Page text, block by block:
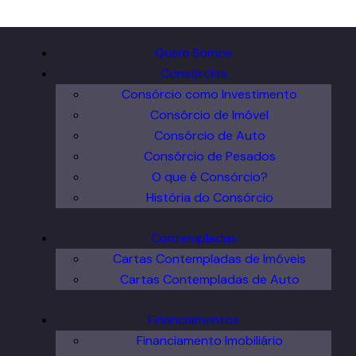
Quem Somos
Consórcios
Consórcio como Investimento
Consórcio de Imóvel
Consórcio de Auto
Consórcio de Pesados
O que é Consórcio?
História do Consórcio
Contempladas
Cartas Contempladas de Imóveis
Cartas Contempladas de Auto
Financiamentos
Financiamento Imobiliário